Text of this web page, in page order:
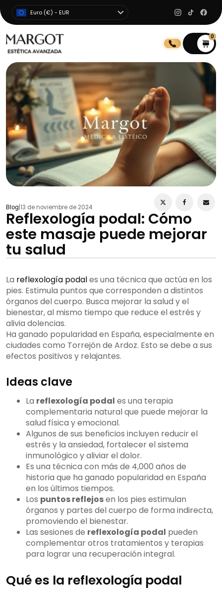
Euro (€) - EUR
0
Blog 13 de noviembre de 2024
Reflexología podal: Cómo
este masaje puede mejorar
tu salud
La reflexología podales una técnica que actúa en los
pies. Estimula puntos que corresponden a distintos
órganos del cuerpo. Busca mejorar la salud y el
bienestar, al mismo tiempo que reduce el estrés y
alivia dolencias.
Ha ganado popularidad en España, especialmente en
ciudades como Torrejón de Ardoz. Esto se debe a sus
efectos positivos y relajantes.
Ideas clave
La reflexología podal es una terapia
complementaria natural que puede mejorar la
salud física y emocional.
Algunos de sus beneficios incluyen reducir el
estrés y la ansiedad, fortalecer el sistema
inmunológico y aliviar el dolor.
Es una técnica con más de 4,000 años de
historia que ha ganado popularidad en España
en los últimos tiempos.
Los puntos reflejosen los pies estimulan
órganos y partes del cuerpo de forma indirecta,
promoviendo el bienestar.
Las sesiones de reflexología podal pueden
complementar otros tratamientos y terapias
para lograr una recuperación integral.
Qué es la reflexología podal